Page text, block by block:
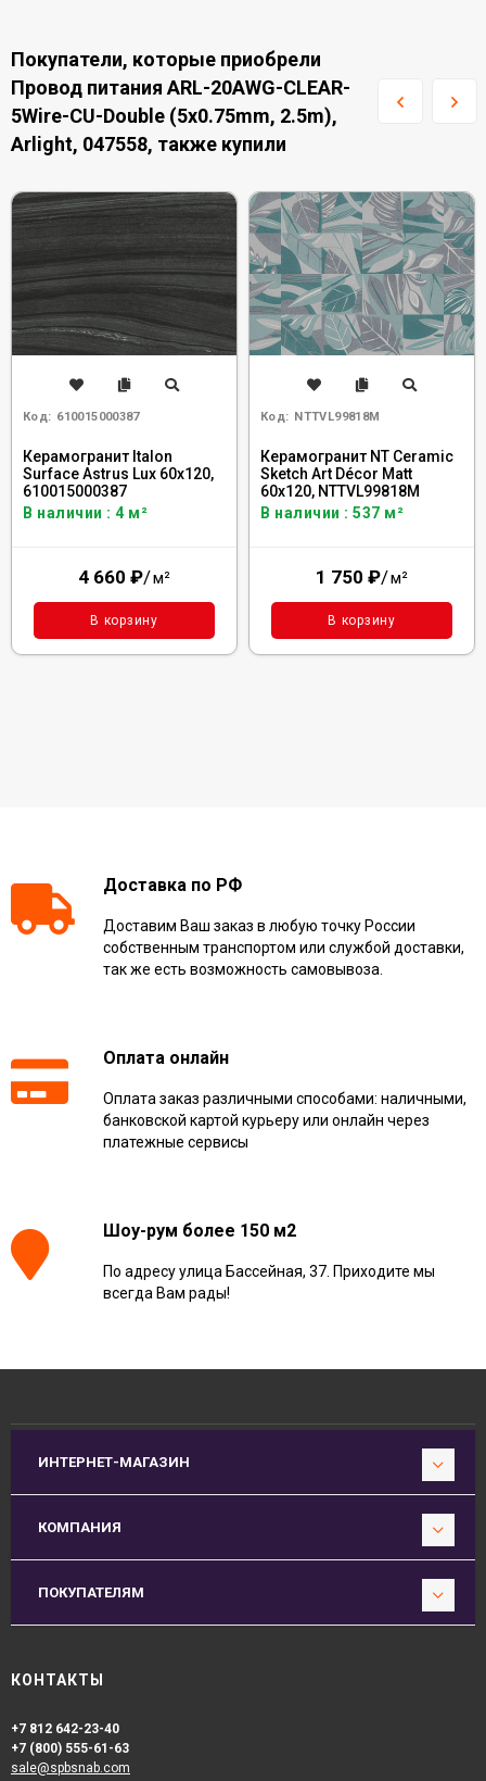
Покупатели, которые приобрели
Провод питания ARL-20AWG-CLEAR-
5Wire-CU-Double (5x0.75mm, 2.5m),
Arlight, 047558, также купили
Код: 610015000387
Керамогранит Italon
Surface Astrus Lux 60x120,
610015000387
В наличии : 4 м²
4 660 ₽/м²
В корзину
Код: NTTVL99818M
Керамогранит NT Ceramic
Sketch Art Décor Matt
60x120, NTTVL99818M
В наличии : 537 м²
1 750 ₽/м²
В корзину
Доставка по РФ
Доставим Ваш заказ в любую точку России
собственным транспортом или службой доставки,
так же есть возможность самовывоза.
Оплата онлайн
Оплата заказ различными способами: наличными,
банковской картой курьеру или онлайн через
платежные сервисы
Шоу-рум более 150 м2
По адресу улица Бассейная, 37. Приходите мы
всегда Вам рады!
ИНТЕРНЕТ-МАГАЗИН
КОМПАНИЯ
ПОКУПАТЕЛЯМ
КОНТАКТЫ
+7 812 642-23-40
+7 (800) 555-61-63
sale@spbsnab.com